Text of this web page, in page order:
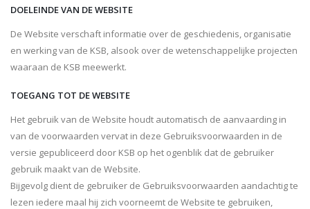
DOELEINDE VAN DE WEBSITE
De Website verschaft informatie over de geschiedenis, organisatie
en werking van de KSB, alsook over de wetenschappelijke projecten
waaraan de KSB meewerkt.
TOEGANG TOT DE WEBSITE
Het gebruik van de Website houdt automatisch de aanvaarding in
van de voorwaarden vervat in deze Gebruiksvoorwaarden in de
versie gepubliceerd door KSB op het ogenblik dat de gebruiker
gebruik maakt van de Website.
Bijgevolg dient de gebruiker de Gebruiksvoorwaarden aandachtig te
lezen iedere maal hij zich voorneemt de Website te gebruiken,